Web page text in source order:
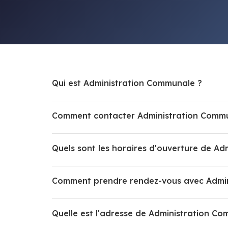
Qui est Administration Communale ?
Comment contacter Administration
Quels sont les horaires d'ouverture de
Comment prendre rendez-vous avec
Quelle est l'adresse de Administration